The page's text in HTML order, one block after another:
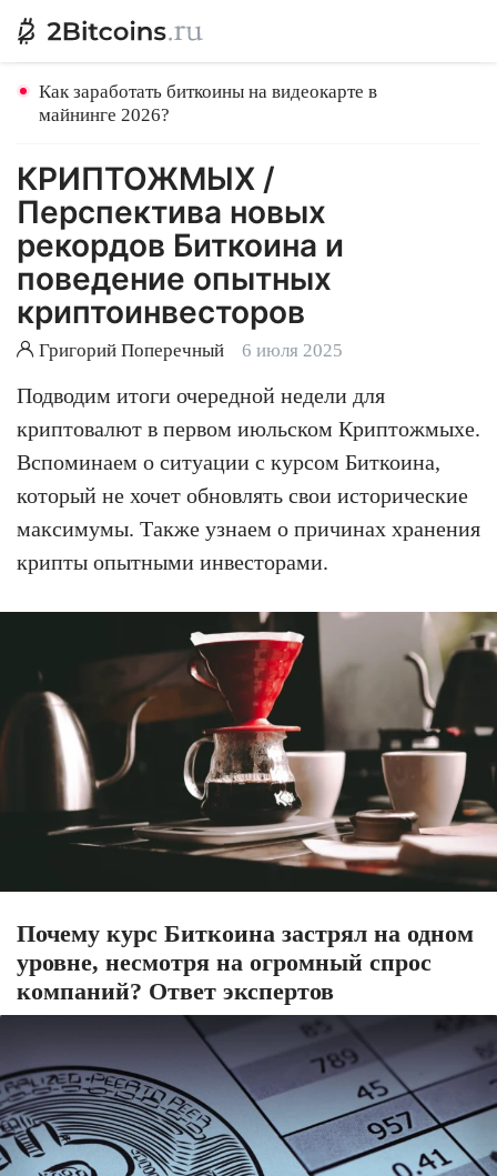
Как заработать биткоины на видеокарте в
майнинге 2026?
КРИПТОЖМЫХ /
Перспектива новых
рекордов Биткоина и
поведение опытных
криптоинвесторов
Григорий Поперечный 6 июля 2025
Подводим итоги очередной недели для
криптовалют в первом июльском Криптожмыхе.
Вспоминаем о ситуации с курсом Биткоина,
который не хочет обновлять свои исторические
максимумы. Также узнаем о причинах хранения
крипты опытными инвесторами.
Почему курс Биткоина застрял на одном
уровне, несмотря на огромный спрос
компаний? Ответ экспертов